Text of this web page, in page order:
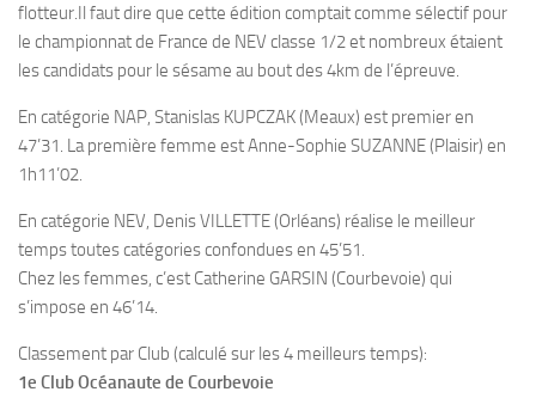
Documents utiles
Encadrement
Historique
Plouf
Formations
Jeune plongeur
Plongeur N1
Plongeur N2
Plongeur N3
flotteur.Il faut dire que cette édition comptait comme sélectif pour
le championnat de France de NEV classe 1/2 et nombreux étaient
les candidats pour le sésame au bout des 4km de l’épreuve.
En catégorie NAP, Stanislas KUPCZAK (Meaux) est premier en
47’31. La première femme est Anne-Sophie SUZANNE (Plaisir) en
1h11’02.
En catégorie NEV, Denis VILLETTE (Orléans) réalise le meilleur
temps toutes catégories confondues en 45’51.
Chez les femmes, c’est Catherine GARSIN (Courbevoie) qui
s’impose en 46’14.
Classement par Club (calculé sur les 4 meilleurs temps):
1e Club Océanaute de Courbevoie